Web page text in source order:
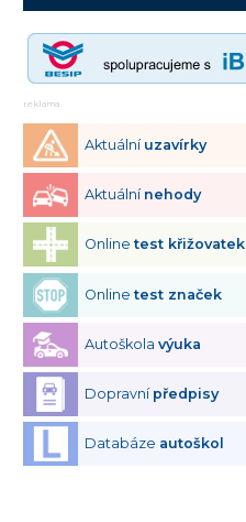
reklama
Aktuální uzavírky
Aktuální nehody
Onlinetest křižovatek
Onlinetest značek
Autoškolavýuka
Dopravní předpisy
Databáze autoškol